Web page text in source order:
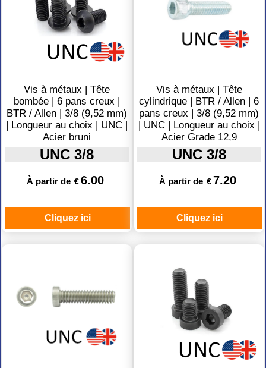
Vis à métaux | Tête
bombée | 6 pans creux |
BTR / Allen | 3/8 (9,52 mm)
| Longueur au choix | UNC |
Acier bruni
UNC 3/8
À partir de € 6.00
Cliquez ici
Vis à métaux | Tête
cylindrique | BTR / Allen | 6
pans creux | 3/8 (9,52 mm)
| UNC | Longueur au choix |
Acier Grade 12,9
UNC 3/8
À partir de € 7.20
Cliquez ici